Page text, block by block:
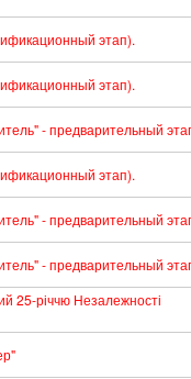
этап).
этап).
- предварительный
этап).
- предварительный
- предварительный
25-річчю Незалежності